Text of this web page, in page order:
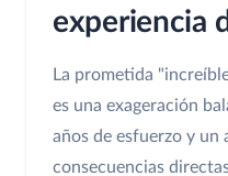
experiencia
La prometida
es una exageración
años de esfuerzo y un
consecuencias